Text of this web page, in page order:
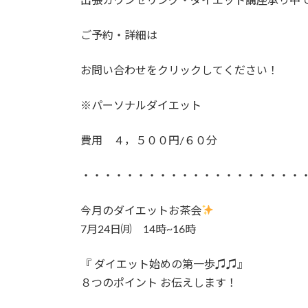
ご予約・詳細は
お問い合わせをクリックしてください！
※パーソナルダイエット
費用 ４，５００円/６０分
・・・・・・・・・・・・・・・・・・・・
今月のダイエットお茶会
7月24日㈪ 14時~16時
『 ダイエット始めの第一歩♫♫』
８つのポイント お伝えします！